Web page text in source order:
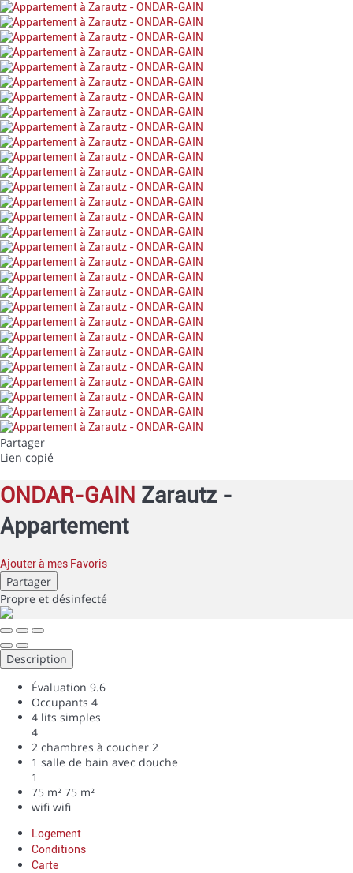
Partager
Lien copié
ONDAR-GAIN Zarautz -
Appartement
Ajouter à mes Favoris
Partager
Propre et désinfecté
Description
Évaluation 9.6
Occupants 4
4 lits simples
4
2 chambres à coucher 2
1 salle de bain avec douche
1
75 m² 75 m²
wifi wifi
Logement
Conditions
Carte